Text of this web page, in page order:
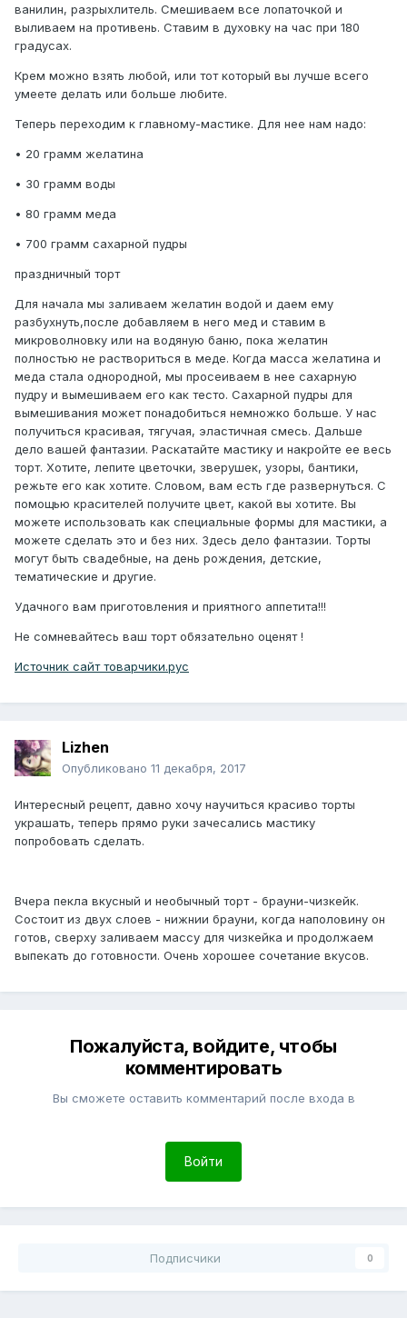
ванилин, разрыхлитель. Смешиваем все лопаточкой и
выливаем на противень. Ставим в духовку на час при 180
градусах.
Крем можно взять любой, или тот который вы лучше всего
умеете делать или больше любите.
Теперь переходим к главному-мастике. Для нее нам надо:
• 20 грамм желатина
• 30 грамм воды
• 80 грамм меда
• 700 грамм сахарной пудры
праздничный торт
Для начала мы заливаем желатин водой и даем ему
разбухнуть,после добавляем в него мед и ставим в
микроволновку или на водяную баню, пока желатин
полностью не раствориться в меде. Когда масса желатина и
меда стала однородной, мы просеиваем в нее сахарную
пудру и вымешиваем его как тесто. Сахарной пудры для
вымешивания может понадобиться немножко больше. У нас
получиться красивая, тягучая, эластичная смесь. Дальше
дело вашей фантазии. Раскатайте мастику и накройте ее весь
торт. Хотите, лепите цветочки, зверушек, узоры, бантики,
режьте его как хотите. Словом, вам есть где развернуться. С
помощью красителей получите цвет, какой вы хотите. Вы
можете использовать как специальные формы для мастики, а
можете сделать это и без них. Здесь дело фантазии. Торты
могут быть свадебные, на день рождения, детские,
тематические и другие.
Удачного вам приготовления и приятного аппетита!!!
Не сомневайтесь ваш торт обязательно оценят !
Источник сайт товарчики.рус
Lizhen
Опубликовано 11 декабря, 2017
Интересный рецепт, давно хочу научиться красиво торты
украшать, теперь прямо руки зачесались мастику
попробовать сделать.
Вчера пекла вкусный и необычный торт - брауни-чизкейк.
Состоит из двух слоев - нижнии брауни, когда наполовину он
готов, сверху заливаем массу для чизкейка и продолжаем
выпекать до готовности. Очень хорошее сочетание вкусов.
Пожалуйста, войдите, чтобы
комментировать
Вы сможете оставить комментарий после входа в
Войти
Подписчики 0